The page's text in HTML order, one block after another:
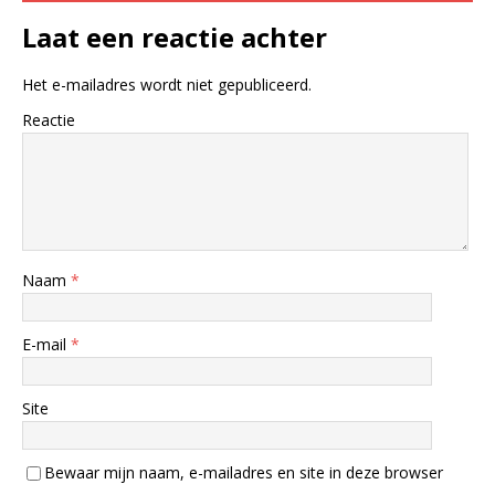
Laat een reactie achter
Het e-mailadres wordt niet gepubliceerd.
Reactie
Naam *
E-mail *
Site
Bewaar mijn naam, e-mailadres en site in deze browser